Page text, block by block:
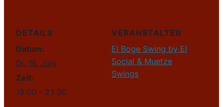
DETAILS
Datum:
Di. 16. Juni
Zeit:
19:00 - 23:30
VERANSTALTER
El Boge Swing by El
Social & Muetze
Swings